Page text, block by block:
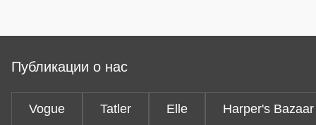
Публикации о нас
Vogue Tatler Elle Harper's Bazaar